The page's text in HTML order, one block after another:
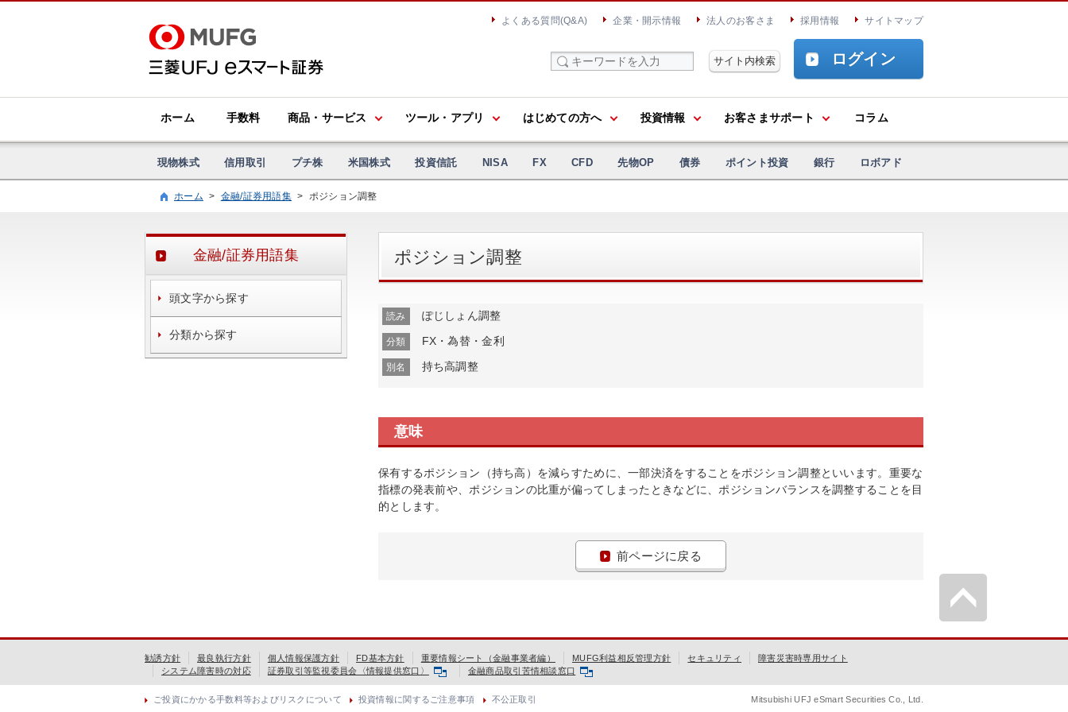
よくある質問(Q&A) 企業・開示情報 法人のお客さま 採用情報 サイトマップ
ログイン
ホーム 手数料 商品・サービス ツール・アプリ はじめての方へ 投資情報 お客さまサポート コラム
現物株式 信用取引 プチ株 米国株式 投資信託 NISA FX CFD 先物OP 債券 ポイント投資 銀行 ロボアド
ホーム > 金融/証券用語集 > ポジション調整
ポジション調整
読み ぽじしょん調整
分類 FX・為替・金利
別名 持ち高調整
意味
保有するポジション（持ち高）を減らすために、一部決済をすることをポジション調整といいます。重要な
指標の発表前や、ポジションの比重が偏ってしまったときなどに、ポジションバランスを調整することを目
的とします。
前ページに戻る
金融/証券用語集
頭文字から探す
分類から探す
勧誘方針 最良執行方針 個人情報保護方針 FD基本方針 重要情報シート（金融事業者編） MUFG利益相反管理方針 セキュリティ
障害災害時専用サイト
システム障害時の対応
証券取引等監視委員会〈情報提供窓口〉 金融商品取引苦情相談窓口
ご投資にかかる手数料等およびリスクについて 投資情報に関するご注意事項 不公正取引 Mitsubishi UFJ eSmart Securities Co., Ltd.